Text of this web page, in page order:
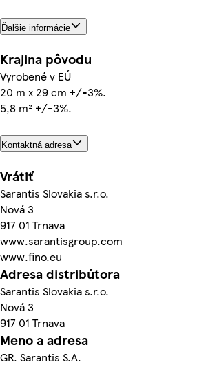
Ďalšie informácie
Krajina pôvodu
Vyrobené v EÚ
20 m x 29 cm +/-3%.
5,8 m² +/-3%.
Kontaktná adresa
Vrátiť
Sarantis Slovakia s.r.o.
Nová 3
917 01 Trnava
www.sarantisgroup.com
www.fino.eu
Adresa distribútora
Sarantis Slovakia s.r.o.
Nová 3
917 01 Trnava
Meno a adresa
GR. Sarantis S.A.